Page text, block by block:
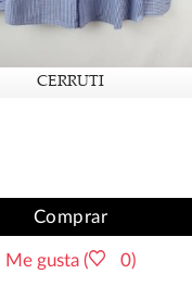
CERRUTI
Comprar
Me gusta ( 0)